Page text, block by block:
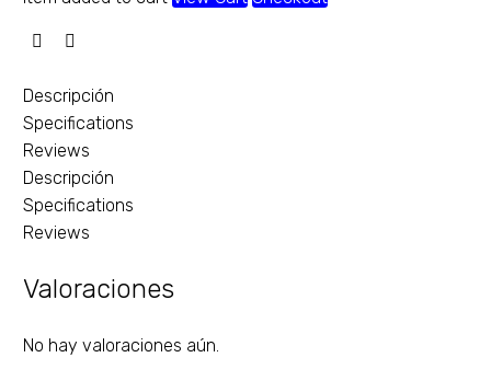
Descripción
Specifications
Reviews
Descripción
Specifications
Reviews
Valoraciones
No hay valoraciones aún.